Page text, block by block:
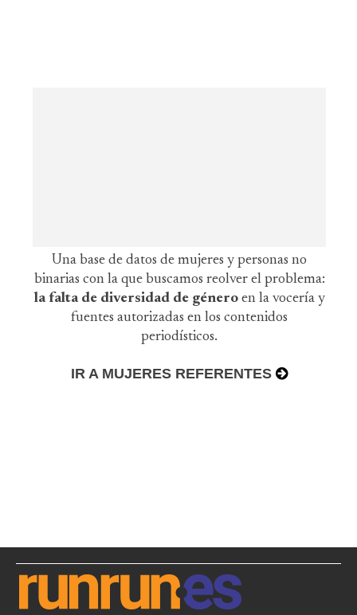
Una base de datos de mujeres y personas no
binarias con la que buscamos reolver el problema:
la falta de diversidad de género en la vocería y
fuentes autorizadas en los contenidos
periodísticos.
IR A MUJERES REFERENTES